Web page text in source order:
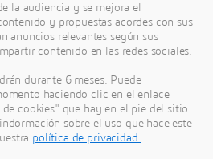
qué hacemos para
de aprendizaje dinámico y
la audiencia y se mejora el
y propuestas acordes con sus
anuncios relevantes según sus
contenido en las redes sociales.
durante 6 meses. Puede
haciendo clic en el enlace
cookies" que hay en el pie del sitio
sobre el uso que hace este
política de privacidad.